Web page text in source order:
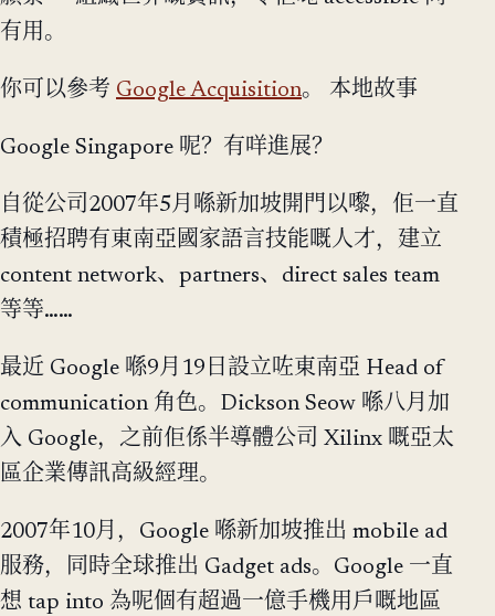
有用。
你可以參考 Google Acquisition。 本地故事
Google Singapore 呢？有咩進展？
自從公司2007年5月喺新加坡開門以嚟，佢一直
積極招聘有東南亞國家語言技能嘅人才，建立
content network、partners、direct sales team
等等……
最近 Google 喺9月19日設立咗東南亞 Head of
communication 角色。Dickson Seow 喺八月加
入 Google，之前佢係半導體公司 Xilinx 嘅亞太
區企業傳訊高級經理。
2007年10月，Google 喺新加坡推出 mobile ad
服務，同時全球推出 Gadget ads。Google 一直
想 tap into 為呢個有超過一億手機用戶嘅地區